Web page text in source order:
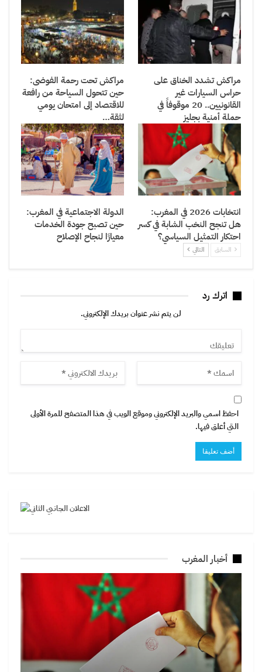
مراكش تشدد الخناق على
حراس السيارات غير
القانونيين.. 20 موقوفاً في
حملة أمنية بجليز
مراكش تحت رحمة الفوضى:
حين تتحول السياحة من رافعة
للاقتصاد إلى امتحان يومي
لثقة…
انتخابات 2026 في المغرب:
هل تنجح النخب الشابة في كسر
احتكار التمثيل السياسي؟
الدولة الاجتماعية في المغرب:
حين تصبح جودة الخدمات
معيارًا لنجاح الإصلاح
السابق التالي
اترك رد
لن يتم نشر عنوان بريدك الإلكتروني.
احفظ اسمي والبريد الإلكتروني وموقع الويب في هذا المتصفح للمرة الأولى
التي أعلق فيها.
أخبار المغرب